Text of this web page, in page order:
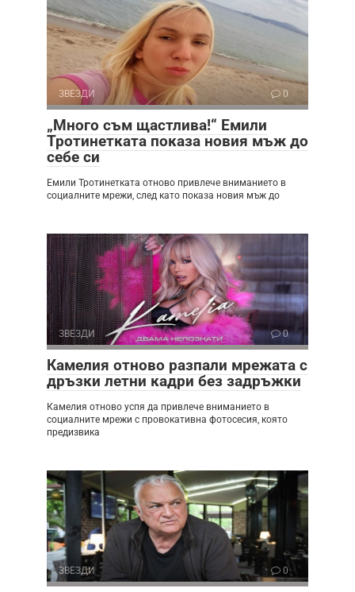
ЗВЕЗДИ 0
„Много съм щастлива!“ Емили
Тротинетката показа новия мъж до
себе си
Емили Тротинетката отново привлече вниманието в
социалните мрежи, след като показа новия мъж до
ЗВЕЗДИ 0
Камелия отново разпали мрежата с
дръзки летни кадри без задръжки
Камелия отново успя да привлече вниманието в
социалните мрежи с провокативна фотосесия, която
предизвика
ЗВЕЗДИ 0